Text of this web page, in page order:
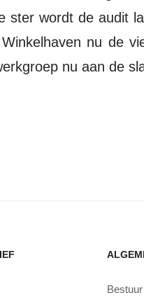
ster wordt de audit
nu de
nu aan de
VERHUIST NAAR
Bestuur